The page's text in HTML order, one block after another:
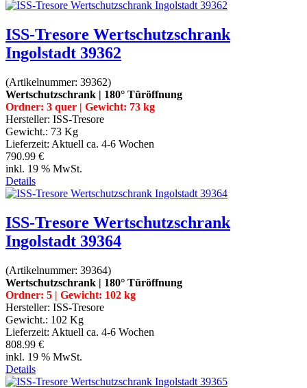
ISS-Tresore Wertschutzschrank
Ingolstadt 39362
(Artikelnummer: 39362)
Wertschutzschrank | 180° Türöffnung
Ordner: 3 quer | Gewicht: 73 kg
Hersteller: ISS-Tresore
Gewicht.: 73 Kg
Lieferzeit: Aktuell ca. 4-6 Wochen
790.99 €
inkl. 19 % MwSt.
Details
ISS-Tresore Wertschutzschrank
Ingolstadt 39364
(Artikelnummer: 39364)
Wertschutzschrank | 180° Türöffnung
Ordner: 5 | Gewicht: 102 kg
Hersteller: ISS-Tresore
Gewicht.: 102 Kg
Lieferzeit: Aktuell ca. 4-6 Wochen
808.99 €
inkl. 19 % MwSt.
Details